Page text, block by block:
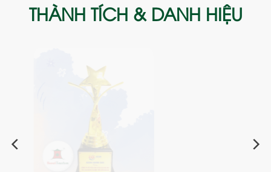
THÀNH TÍCH & DANH HIỆU